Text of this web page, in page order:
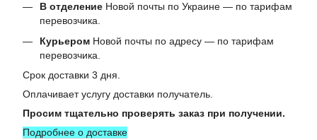
В отделение Новой почты по Украине — по тарифам
перевозчика.
Курьером Новой почты по адресу — по тарифам
перевозчика.
Срок доставки 3 дня.
Оплачивает услугу доставки получатель.
Просим тщательно проверять заказ при получении.
Подробнее о доставке